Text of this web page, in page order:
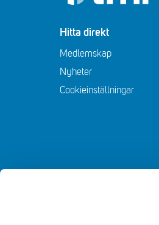
Hitta direkt
Medlemskap
Nyheter
Cookieinställningar